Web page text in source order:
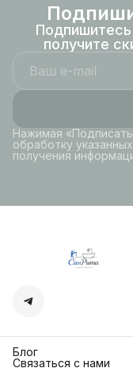
Подпишитесь
получите
Нажимая
обработку
получения
Блог
Связаться с нами